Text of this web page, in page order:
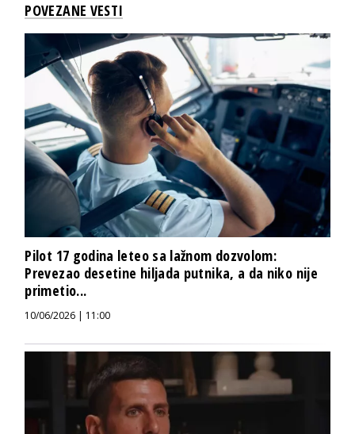
POVEZANE VESTI
Pilot 17 godina leteo sa lažnom dozvolom:
Prevezao desetine hiljada putnika, a da niko nije
primetio...
10/06/2026 | 11:00